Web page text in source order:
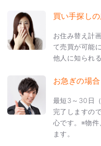
買い手探し
お住み替え計
て売買が可能
他人に知られ
お急ぎの場
最短3～30日
完了しますの
心です。※物件
ます。